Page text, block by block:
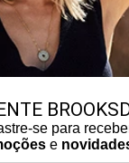
se para
e